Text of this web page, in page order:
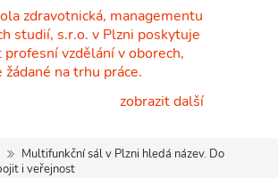
zdravotnická, managementu
studií, s.r.o. v Plzni poskytuje
vzdělání v oborech,
na trhu práce.
zobrazit další
Multifunkční sál v Plzni hledá název. Do
i veřejnost